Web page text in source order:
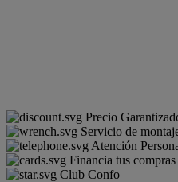
Precio
Servicio de
Atención
Financia tus
Club Confo